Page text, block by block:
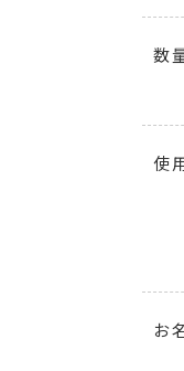
数
使
お